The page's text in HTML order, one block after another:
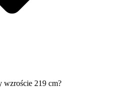
wzroście 219 cm?